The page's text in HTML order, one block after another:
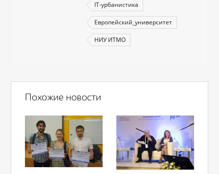
IT-урбанистика
Европейский_университет
НИУ ИТМО
Похожие новости